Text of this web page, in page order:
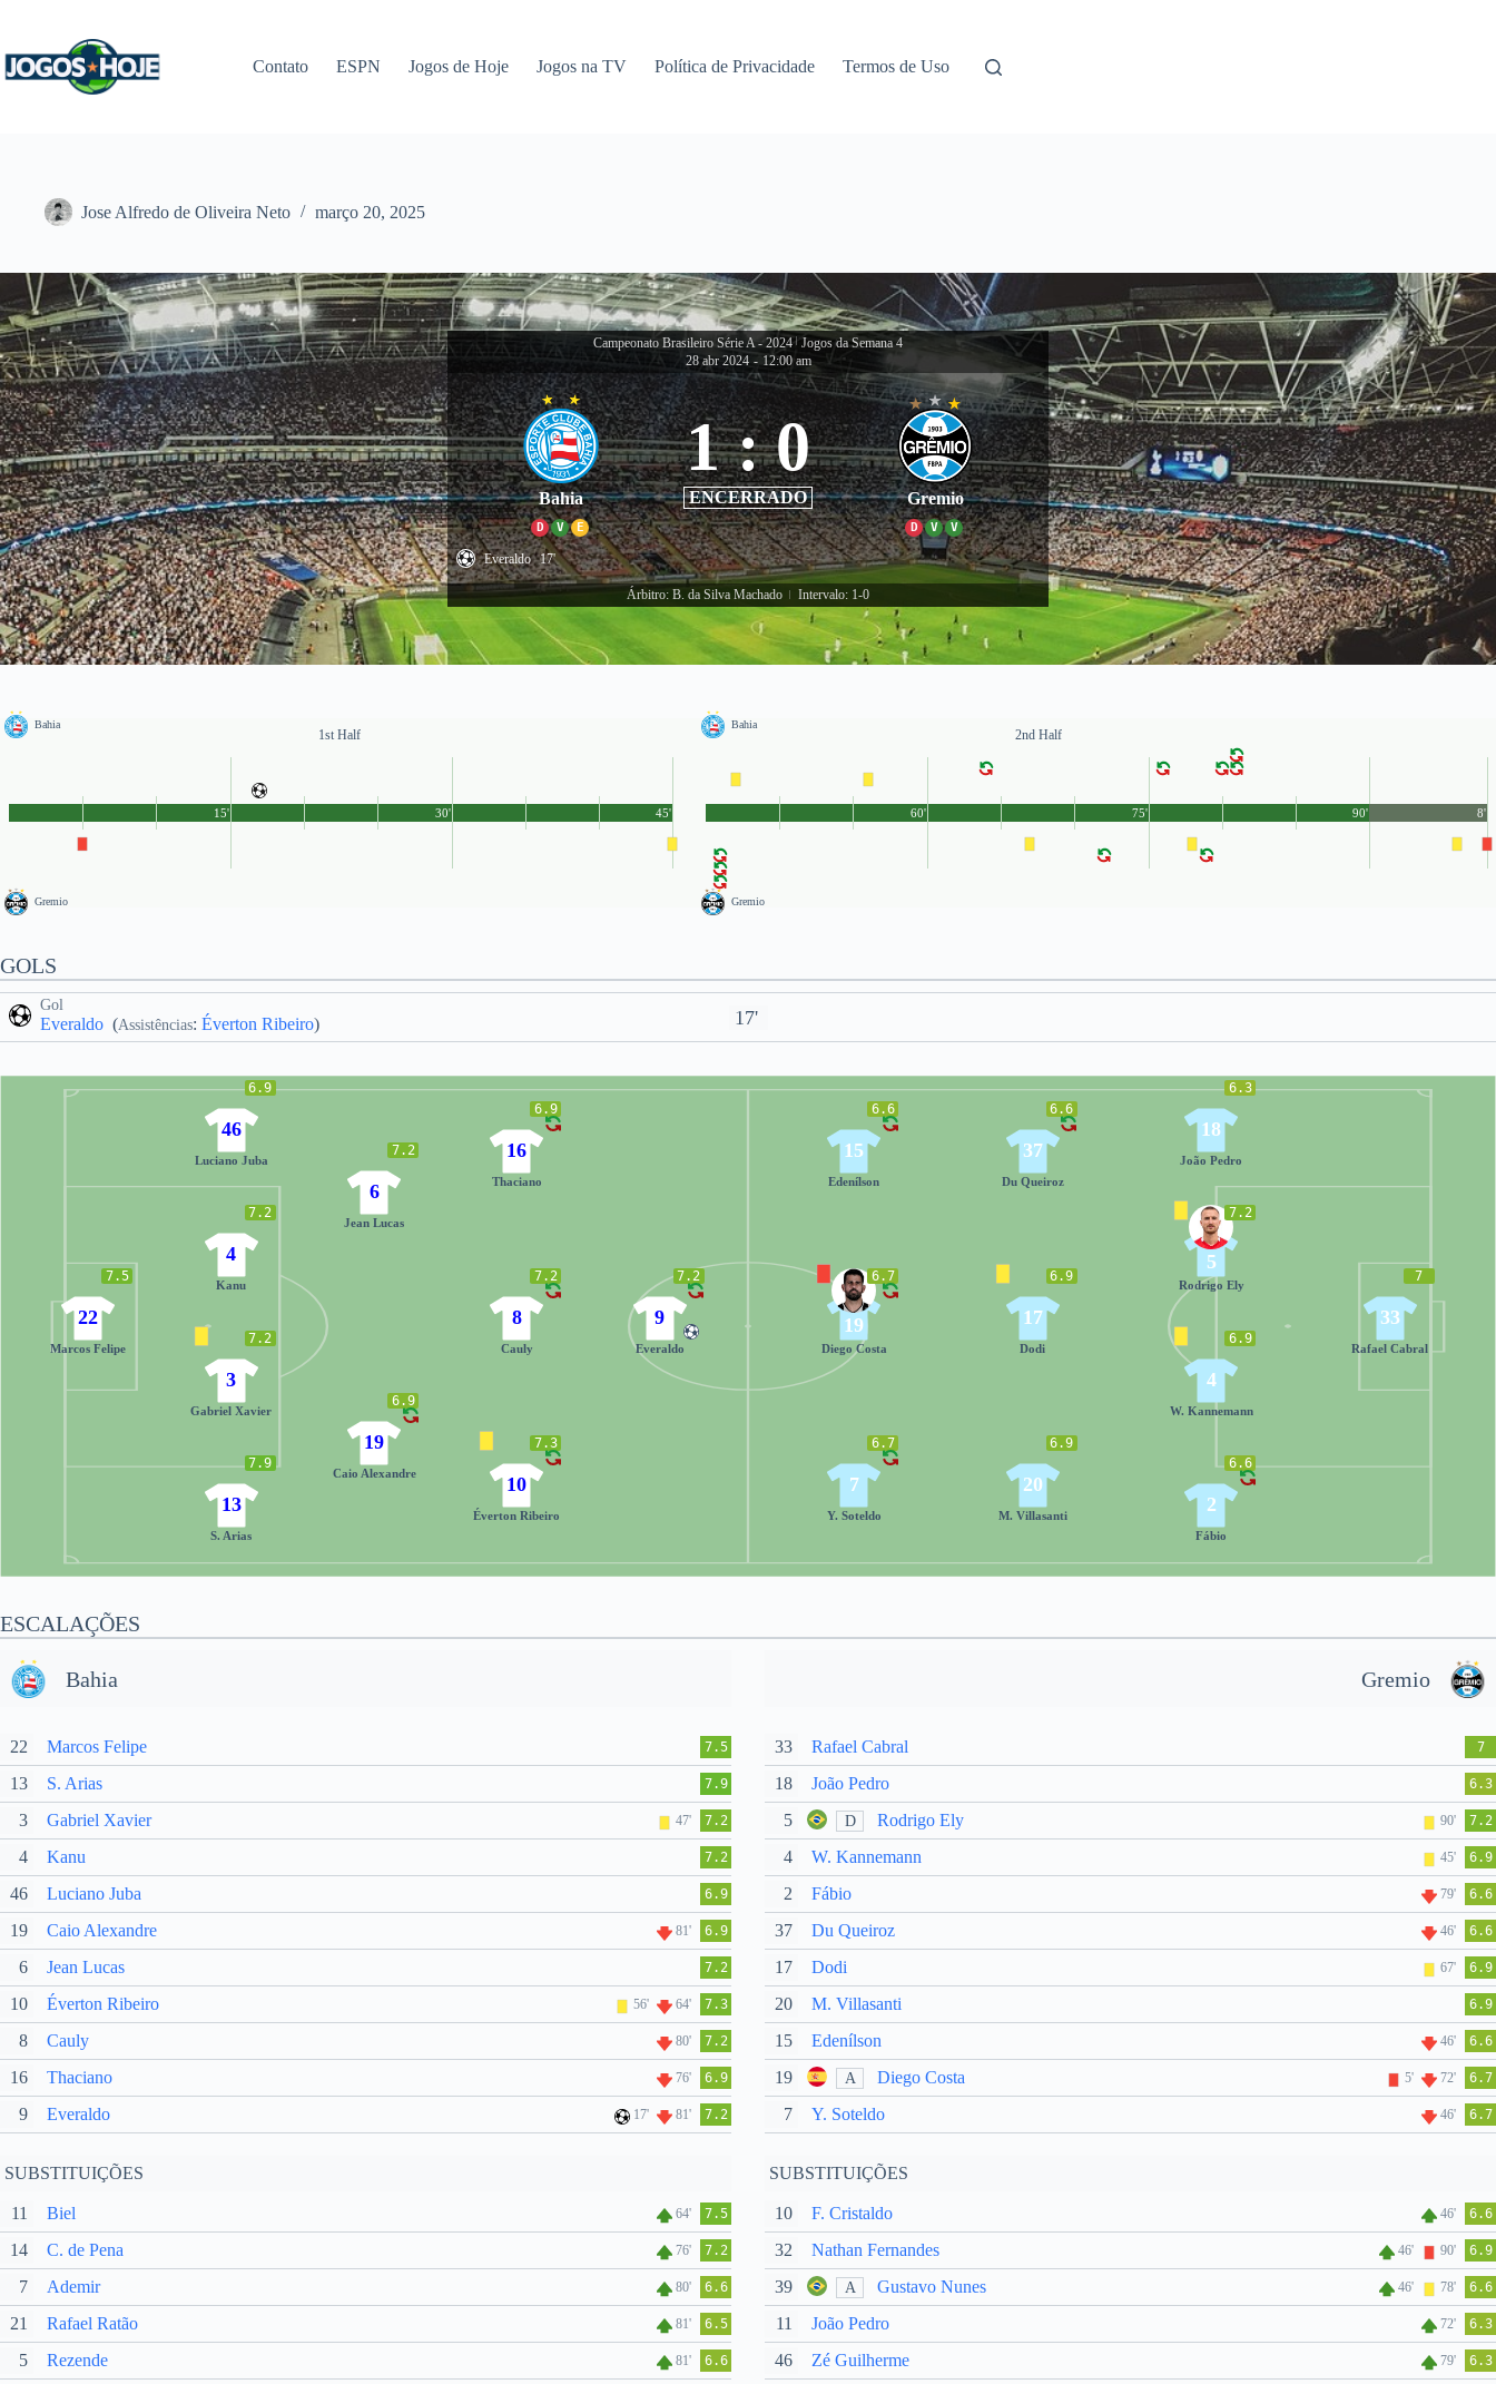
conteúdo
Contato ESPN Jogos de Hoje Jogos na TV Política de Privacidade Termos de Uso
Jose Alfredo de Oliveira Neto março 20, 2025
Campeonato Brasileiro Série A - 2024 Jogos da Semana 4
28 abr 2024 - 12:00 am
Bahia
D V E
1 : 0
ENCERRADO Gremio
D V V
Everaldo 17'
Árbitro: B. da Silva Machado Intervalo: 1-0
Bahia
1st Half
Gremio
45'
15' 30'
Bahia
2nd Half
Gremio
90'
60' 75' 8'
GOLS
Gol
Everaldo (Assistências: Éverton Ribeiro) 17'
7.5
22
Marcos Felipe
6.9
46
Luciano Juba
7.2
4
Kanu
7.2
3
Gabriel Xavier
7.9
13
S. Arias
7.2
6
Jean Lucas
6.9
19
Caio Alexandre
6.9
16
Thaciano
7.2
8
Cauly
7.3
10
Éverton Ribeiro
7.2
9
Everaldo
7
33
Rafael Cabral
6.6
2
Fábio
6.9
4
W. Kannemann
7.2
5
Rodrigo Ely
6.3
18
João Pedro
6.9
20
M. Villasanti
6.9
17
Dodi
6.6
37
Du Queiroz
6.7
7
Y. Soteldo
6.7
19
Diego Costa
6.6
15
Edenílson
ESCALAÇÕES
Bahia
22 Marcos Felipe 7.5
13 S. Arias 7.9
3 Gabriel Xavier 47' 7.2
4 Kanu 7.2
46 Luciano Juba 6.9
19 Caio Alexandre 81' 6.9
6 Jean Lucas 7.2
10 Éverton Ribeiro 56' 64' 7.3
8 Cauly 80' 7.2
16 Thaciano 76' 6.9
9 Everaldo 17' 81' 7.2
SUBSTITUIÇÕES
11 Biel 64' 7.5
14 C. de Pena 76' 7.2
7 Ademir 80' 6.6
21 Rafael Ratão 81' 6.5
5 Rezende 81' 6.6
Gremio
33 Rafael Cabral 7
18 João Pedro 6.3
5 D Rodrigo Ely 90' 7.2
4 W. Kannemann 45' 6.9
2 Fábio 79' 6.6
37 Du Queiroz 46' 6.6
17 Dodi 67' 6.9
20 M. Villasanti 6.9
15 Edenílson 46' 6.6
19 A Diego Costa 5' 72' 6.7
7 Y. Soteldo 46' 6.7
SUBSTITUIÇÕES
10 F. Cristaldo 46' 6.6
32 Nathan Fernandes 46' 90' 6.9
39 A Gustavo Nunes 46' 78' 6.6
11 João Pedro 72' 6.3
46 Zé Guilherme 79' 6.3